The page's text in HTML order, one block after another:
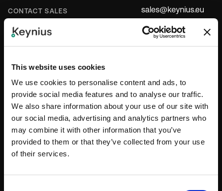
This website uses cookies
We use cookies to personalise content and ads, to
provide social media features and to analyse our traffic.
We also share information about your use of our site with
our social media, advertising and analytics partners who
may combine it with other information that you’ve
provided to them or that they’ve collected from your use
of their services.
CONTACT SALES
sales@keynius.eu
+31 (0) 85-488 47 68
support@keynius.eu
PER INDUSTRIE
Kantoren
Onderwijs